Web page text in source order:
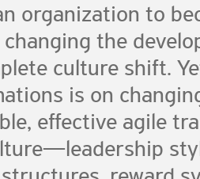
organization to
the
culture shift.
is on
effective agile